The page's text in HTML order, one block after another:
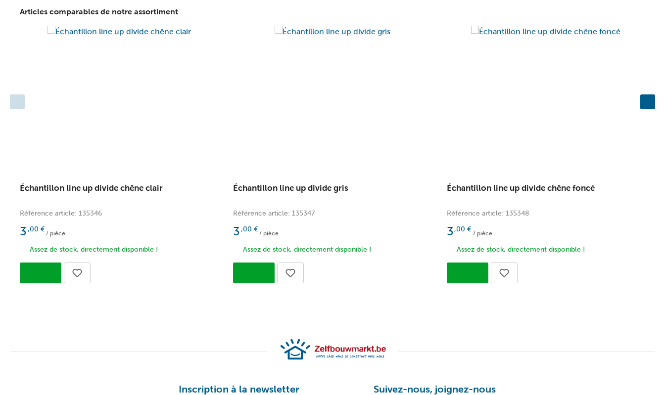
Désignation : panneau Dumawall en acier
Décor : sambro
Articles comparables de notre assortiment
Échantillon line up divide chêne clair
Référence article: 135346
3,00 €
/ pièce
Assez de stock, directement disponible !
Échantillon line up divide gris
Référence article: 135347
3,00 €
/ pièce
Assez de stock, directement disponible !
Échantillon line up divide chêne foncé
Référence article: 135348
3,00 €
/ pièce
Assez de stock, directement disponible !
Inscription à la newsletter
Suivez-nous, joignez-nous